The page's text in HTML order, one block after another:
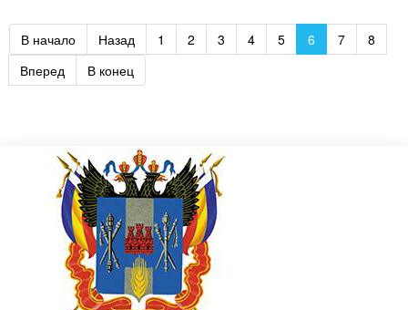
В начало Назад 1 2 3 4 5 6 7
8
Вперед
В конец